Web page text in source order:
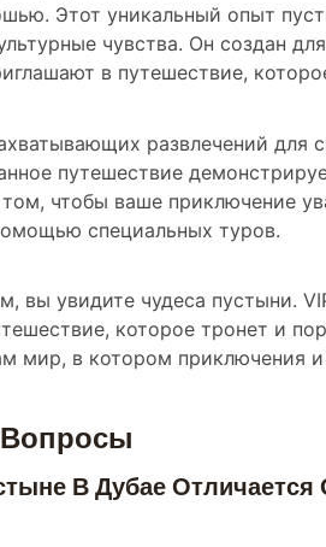
Этот уникальный опыт
чувства. Он создан
в путешествие,
развлечений для
путешествие
чтобы ваше приключение
специальных туров.
вы увидите чудеса пустыни.
которое тронет и
мир, в котором приключения
В Дубае Отличается